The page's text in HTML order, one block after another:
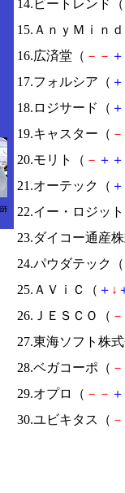
14.ビートレンド（
15.ＡｎｙＭｉｎ
16.広済堂（ － － ＋
17.フォルシア（ ＋
18.ロジサード（ ＋
19.キャスター（ －
20.モリト（ － ＋ ＋
21.オーテック（ ＋
22.イー・ロジッ
23.ダイコー通産
24.パウダテック（
25.ＡＶｉＣ（ ＋ ↓
26.ＪＥＳＣＯ（ －
27.東海ソフト株
28.ベガコーポ（ －
29.オプロ（ － － ＋
30.ユビキタス（ －